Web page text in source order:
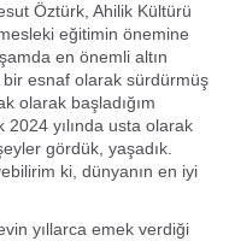
Öztürk, Ahilik Kültürü
eğitimin önemine
en önemli altın
bir esnaf olarak sürdürmüş
olarak başladığım
yılında usta olarak
gördük, yaşadık.
ki, dünyanın en iyi
yıllarca emek verdiği